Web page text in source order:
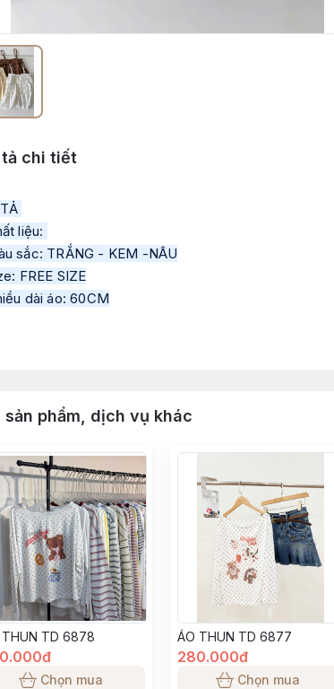
tả chi tiết
liệu:
sắc: TRẮNG - KEM -NÂU
FREE SIZE
dài áo: 60CM
sắc, độ dày mỏng của từng đợt vải sẽ có độ
cả các sản phẩm đăng bán đều là ảnh thật do H2
sản phẩm, dịch vụ khác
THUN TD 6878
Chọn mua
ÁO THUN TD 6877
280.000đ
Chọn mua